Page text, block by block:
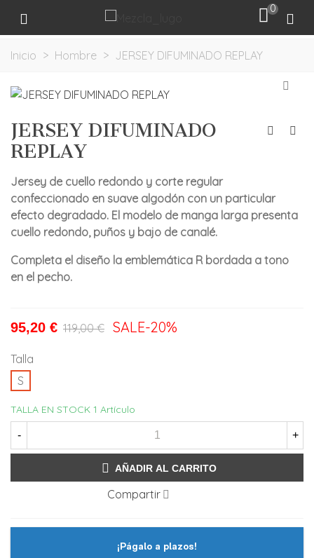
0
Inicio > Hombre > JERSEY DIFUMINADO REPLAY
JERSEY DIFUMINADO
REPLAY
Jersey de cuello redondo y corte regular
confeccionado en suave algodón con un particular
efecto degradado. El modelo de manga larga presenta
cuello redondo, puños y bajo de canalé.
Completa el diseño la emblemática R bordada a tono
en el pecho.
95,20 € 119,00 € SALE-20%
Talla
S
TALLA EN STOCK 1 Artículo
- +
AÑADIR AL CARRITO
Compartir